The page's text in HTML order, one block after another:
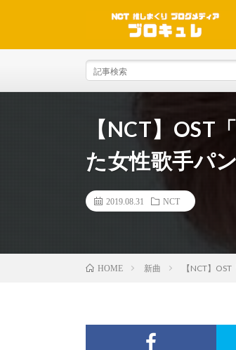
【NCT】OST
た女性歌手パ
2019.08.31 NCT
HOME 新曲 【NCT】